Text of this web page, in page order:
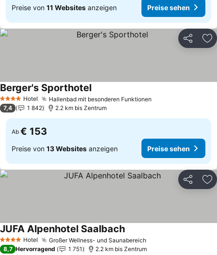
Preise von 11 Websites anzeigen Preise sehen
Teilen
4 Sterne Hotel Hallenbad mit besonderen Funktionen
Berger's Sporthotel
7,4 1 842 2.2 km bis Zentrum
Ab € 153
Preise von 13 Websites anzeigen Preise sehen
Teilen
4 Sterne Hotel Großer Wellness- und Saunabereich
JUFA Alpenhotel Saalbach
8,7 Hervorragend 1 751 2.2 km bis Zentrum